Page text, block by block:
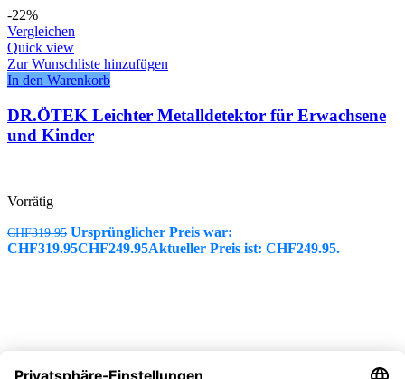
-22%
Vergleichen
Quick view
Zur Wunschliste hinzufügen
In den Warenkorb
DR.ÖTEK Leichter Metalldetektor für Erwachsene
und Kinder
Vorrätig
CHF319.95 Ursprünglicher Preis war:
CHF319.95CHF249.95Aktueller Preis ist: CHF249.95.